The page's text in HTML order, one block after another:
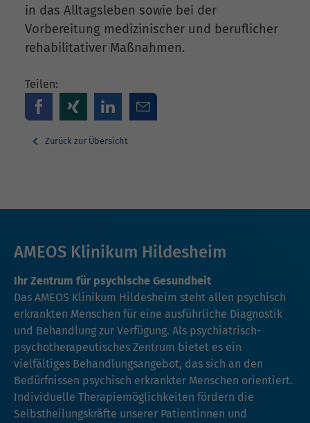
in das Alltagsleben sowie bei der
Vorbereitung medizinischer und beruflicher
rehabilitativer Maßnahmen.
Teilen:
Zurück zur Übersicht
AMEOS Klinikum Hildesheim
Ihr Zentrum für psychische Gesundheit
Das AMEOS Klinikum Hildesheim steht allen psychisch
erkrankten Menschen für eine ausführliche Diagnostik
und Behandlung zur Verfügung. Als psychiatrisch-
psychotherapeutisches Zentrum bietet es ein
vielfältiges Behandlungsangebot, das sich an den
Bedürfnissen psychisch erkrankter Menschen orientiert.
Individuelle Therapiemöglichkeiten fördern die
Selbstheilungskräfte unserer Patientinnen und